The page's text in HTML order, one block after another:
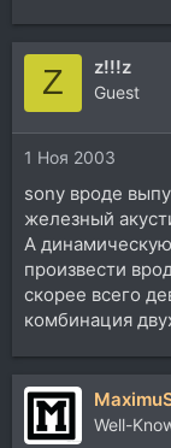
Z z!!!z
Guest
1 Ноя 2003
sony вроде
железный
А
произвести
скорее всего
комбинация
Well-